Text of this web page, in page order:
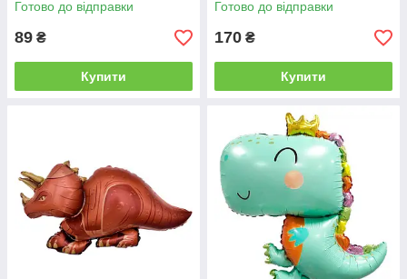
Готово до відправки
89 ₴
Купити
Готово до відправки
170 ₴
Купити